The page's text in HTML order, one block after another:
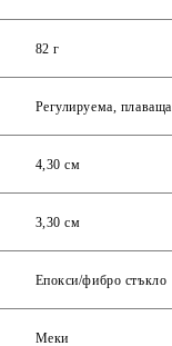
82 г‎
Регулируема, плаваща
4,30 см
3,30 см
Епокси/фибро стъкло‎
Меки